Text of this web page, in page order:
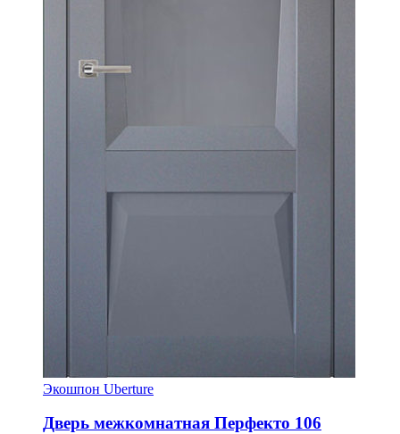
Экошпон Uberture
Дверь межкомнатная Перфекто 106